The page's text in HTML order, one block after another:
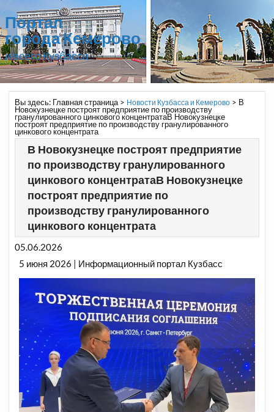
Портал
города Кемерово
и всего Кузбасса
Вы здесь: Главная страница> Новости Кузбасса и Кемерово> В
Новокузнецке построят предприятие по производству
гранулированного цинкового концентратаВ Новокузнецке
построят предприятие по производству гранулированного
цинкового концентрата
В Новокузнецке построят предприятие
по производству гранулированного
цинкового концентратаВ Новокузнецке
построят предприятие по
производству гранулированного
цинкового концентрата
05.06.2026
5 июня 2026 | Информационный портал Кузбасс